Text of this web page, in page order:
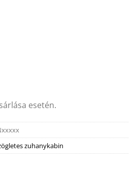
esetén.
zuhanykabin